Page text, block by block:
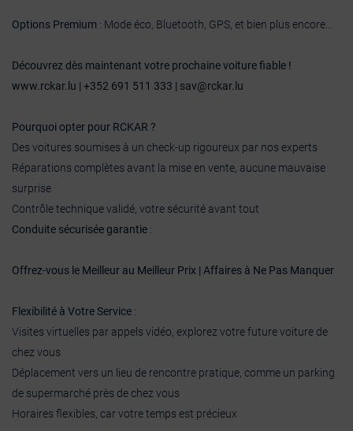
Options Premium : Mode éco, Bluetooth, GPS, et bien plus encore...
Découvrez dès maintenant votre prochaine voiture fiable !
www.rckar.lu | +352 691 511 333 | sav@rckar.lu
Pourquoi opter pour RCKAR ?
Des voitures soumises à un check-up rigoureux par nos experts
Réparations complètes avant la mise en vente, aucune mauvaise
surprise
Contrôle technique validé, votre sécurité avant tout
Conduite sécurisée garantie :
Offrez-vous le Meilleur au Meilleur Prix | Affaires à Ne Pas Manquer
Flexibilité à Votre Service :
Visites virtuelles par appels vidéo, explorez votre future voiture de
chez vous
Déplacement vers un lieu de rencontre pratique, comme un parking
de supermarché près de chez vous
Horaires flexibles, car votre temps est précieux